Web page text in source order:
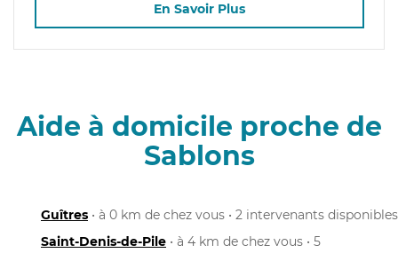
En Savoir Plus
Aide à domicile proche de
Sablons
Guîtres • à 0 km de chez vous • 2 intervenants disponibles
Saint-Denis-de-Pile • à 4 km de chez vous • 5